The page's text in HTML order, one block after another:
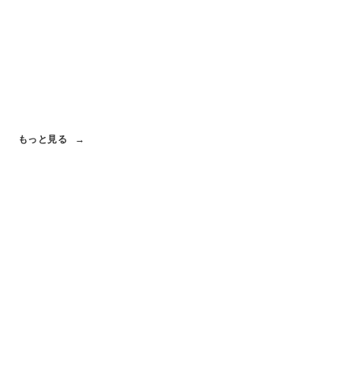
もっと見る